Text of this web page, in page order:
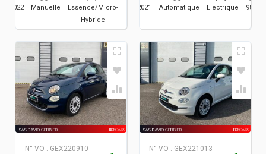
2022 Manuelle
Essence/Micro-
Hybride
62002021 Automatique Electrique 9878
N° VO : GEX220910 N° VO : GEX221013